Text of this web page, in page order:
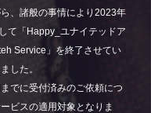
、諸般の事情により2023年
て「Happy_ユナイテッドア
Service」を終了させてい
した。
でに受付済みのご依頼につ
ビスの適用対象となりま